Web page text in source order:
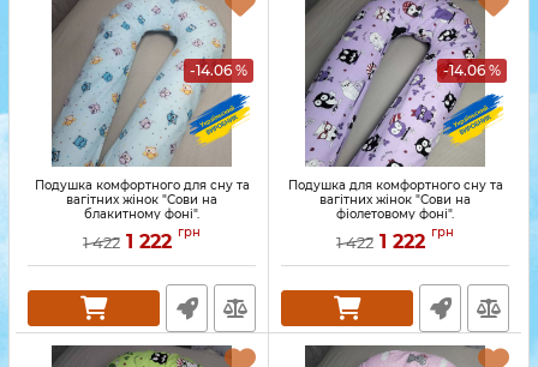
-14.06 %
Подушка комфортного для сну та
вагітних жінок "Сови на
блакитному фоні".
1 422 1 222 грн
-14.06 %
Подушка для комфортного сну та
вагітних жінок "Сови на
фіолетовому фоні".
1 422 1 222 грн